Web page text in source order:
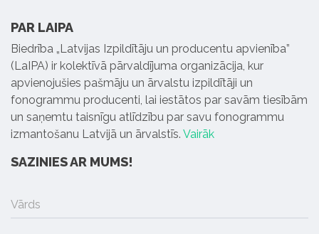
PAR LAIPA
Biedrība „Latvijas Izpildītāju un producentu apvienība”
(LaIPA) ir kolektīvā pārvaldījuma organizācija, kur
apvienojušies pašmāju un ārvalstu izpildītāji un
fonogrammu producenti, lai iestātos par savām tiesībām
un saņemtu taisnīgu atlīdzību par savu fonogrammu
izmantošanu Latvijā un ārvalstīs. Vairāk
SAZINIES AR MUMS!
Vārds